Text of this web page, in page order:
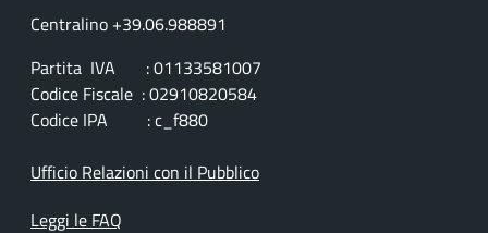
Centralino +39.06.988891
Partita IVA : 01133581007
Codice Fiscale : 02910820584
Codice IPA : c_f880
Ufficio Relazioni con il Pubblico
Leggi le FAQ